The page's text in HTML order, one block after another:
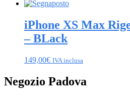
iPhone XS Max
– BLack
149,00€ IVA inclusa
Negozio Padova